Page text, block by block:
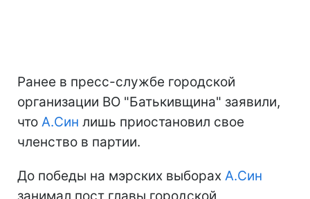
Ранее в пресс-службе городской
организации ВО "Батькивщина" заявили,
что А.Син лишь приостановил свое
членство в партии.
До победы на мэрских выборах А.Син
занимал пост главы городской